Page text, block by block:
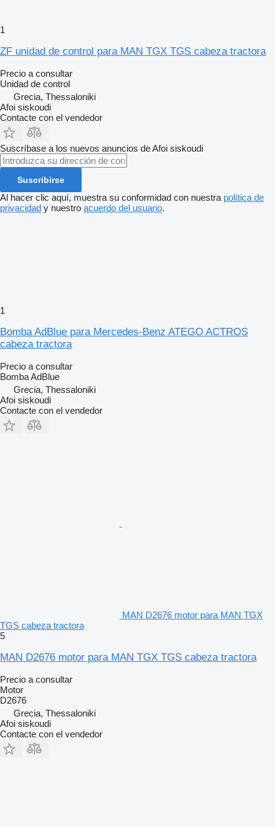
1
ZF unidad de control para MAN TGX TGS cabeza tractora
Precio a consultar
Unidad de control
Grecia, Thessaloniki
Afoi siskoudi
Contacte con el vendedor
Suscríbase a los nuevos anuncios de Afoi siskoudi
Suscribirse
Al hacer clic aquí, muestra su conformidad con nuestra política de
privacidad y nuestro acuerdo del usuario.
1
Bomba AdBlue para Mercedes-Benz ATEGO ACTROS
cabeza tractora
Precio a consultar
Bomba AdBlue
Grecia, Thessaloniki
Afoi siskoudi
Contacte con el vendedor
MAN D2676 motor para MAN TGX
TGS cabeza tractora
5
MAN D2676 motor para MAN TGX TGS cabeza tractora
Precio a consultar
Motor
D2676
Grecia, Thessaloniki
Afoi siskoudi
Contacte con el vendedor